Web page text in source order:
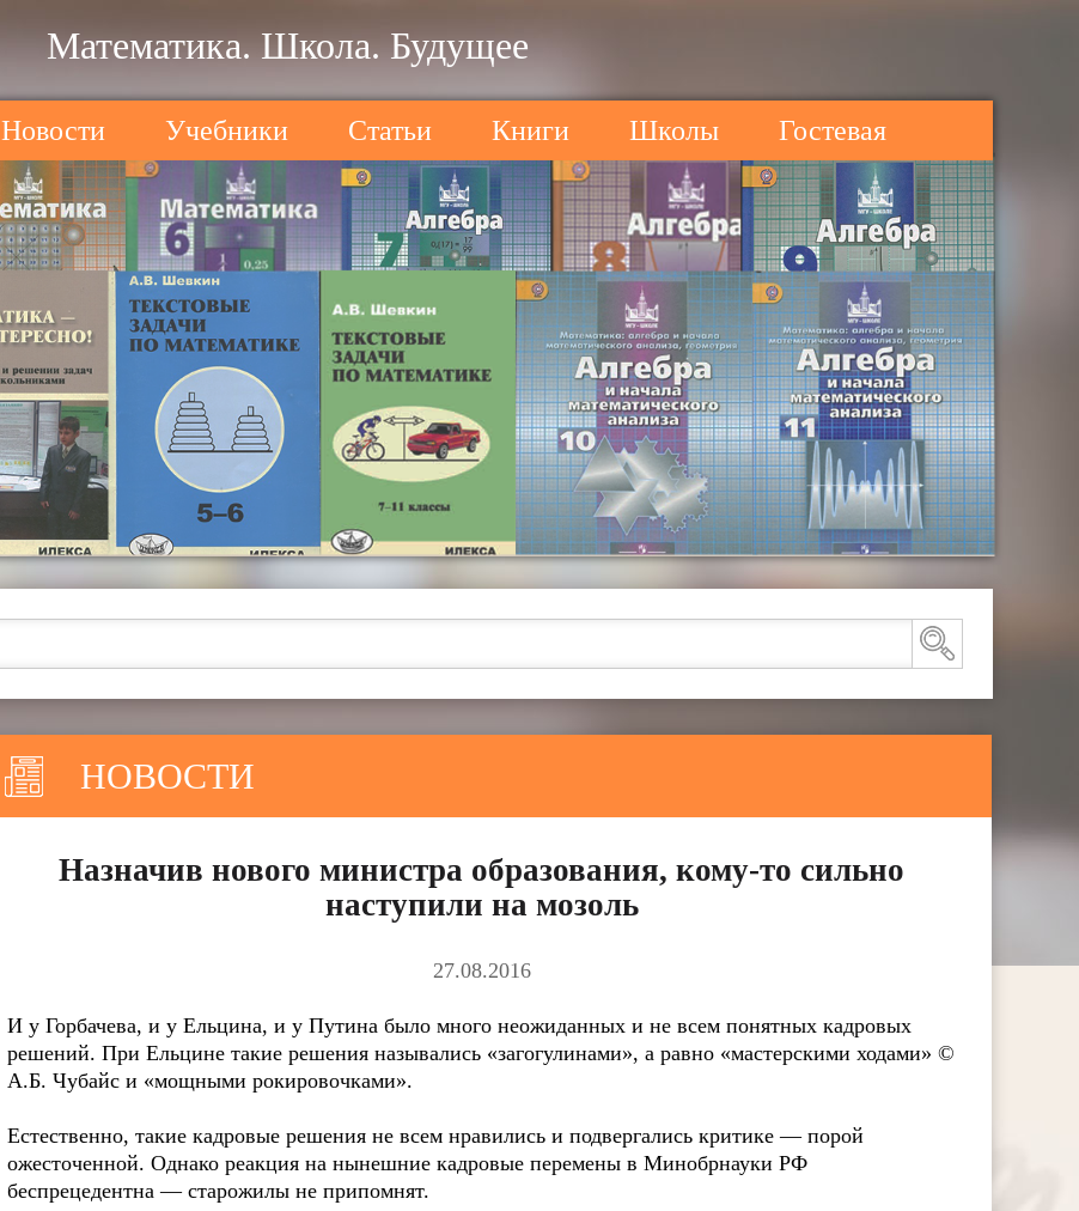
Математика. Школа. Будущее
Новости Учебники Статьи Книги Школы Гостевая
НОВОСТИ
Назначив нового министра образования, кому-то сильно
наступили на мозоль
27.08.2016
И у Горбачева, и у Ельцина, и у Путина было много неожиданных и не всем понятных кадровых
решений. При Ельцине такие решения назывались «загогулинами», а равно «мастерскими ходами» ©
А.Б. Чубайс и «мощными рокировочками».
Естественно, такие кадровые решения не всем нравились и подвергались критике — порой
ожесточенной. Однако реакция на нынешние кадровые перемены в Минобрнауки РФ
беспрецедентна — старожилы не припомнят.